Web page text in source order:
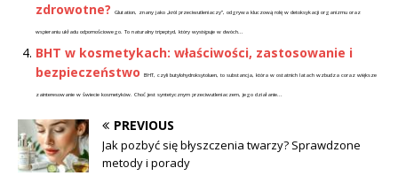
zdrowotne?
Glutation, znany jako „król przeciwutleniaczy”, odgrywa kluczową rolę w detoksykacji organizmu oraz
wspieraniu układu odpornościowego. To naturalny tripeptyd, który występuje w dwóch...
BHT w kosmetykach: właściwości, zastosowanie i
bezpieczeństwo
BHT, czyli butylohydroksytoluen, to substancja, która w ostatnich latach wzbudza coraz większe
zainteresowanie w świecie kosmetyków. Choć jest syntetycznym przeciwutleniaczem, jego działanie...
PREVIOUS
Jak pozbyć się błyszczenia twarzy? Sprawdzone
metody i porady